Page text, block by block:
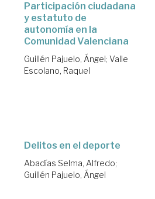
Participación ciudadana
y estatuto de
autonomía en la
Comunidad Valenciana
Guillén Pajuelo, Ángel; Valle
Escolano, Raquel
Delitos en el deporte
Abadías Selma, Alfredo;
Guillén Pajuelo, Ángel